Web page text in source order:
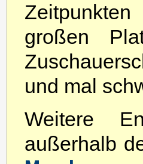
großen
und mal
Weitere
außerhalb